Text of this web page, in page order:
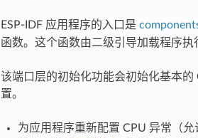
ESP-IDF 应用程序的入口是
函数。这个函数由二级引导加载程序执
该端口层的初始化功能会初始化基本的
置。
为应用程序重新配置 CPU 异常（